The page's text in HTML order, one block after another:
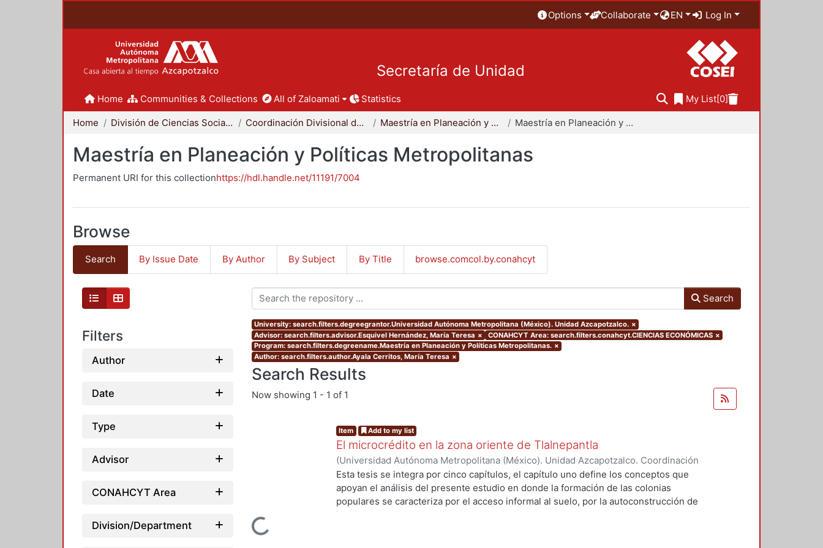
Options Collaborate EN Log In
Secretaría de Unidad
Home Communities & Collections All of Zaloamati Statistics My List[0]
Home División de Ciencias Sociales y Humanidades Coordinación Divisional de Posgrado Maestría en Planeación y Políticas Metropolitanas Maestría en Planeación y Políticas Metropolitanas
Maestría en Planeación y Políticas Metropolitanas
Permanent URI for this collectionhttps://hdl.handle.net/11191/7004
Browse
Search By Issue Date By Author By Subject By Title browse.comcol.by.conahcyt
Filters
Author
Date
Type
Advisor
CONAHCYT Area
Division/Department
Search
University: search.filters.degreegrantor.Universidad Autónoma Metropolitana (México). Unidad Azcapotzalco. ×
Advisor: search.filters.advisor.Esquivel Hernández, María Teresa × CONAHCYT Area: search.filters.conahcyt.CIENCIAS ECONÓMICAS ×
Program: search.filters.degreename.Maestría en Planeación y Políticas Metropolitanas. ×
Author: search.filters.author.Ayala Cerritos, María Teresa ×
Search Results
Now showing 1 - 1 of 1
Loading...
Item Add to my list
El microcrédito en la zona oriente de Tlalnepantla
(Universidad Autónoma Metropolitana (México). Unidad Azcapotzalco. Coordinación
de Servicios de Información.,2022-08-19) Ayala Cerritos, María Teresa
Esta tesis se integra por cinco capítulos, el capítulo uno define los conceptos que
apoyan el análisis del presente estudio en donde la formación de las colonias
populares se caracteriza por el acceso informal al suelo, por la autoconstrucción de